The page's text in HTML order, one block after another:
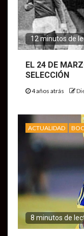
12 minutos de
EL 24 DE
SELECCIÓN
4 años atrás
ACTUALIDAD
8 minutos de